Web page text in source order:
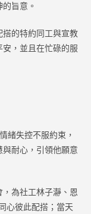
旨意。
的特約同工與宣教
，並且在忙碌的服
緒失控不服約束，
耐心，引領他願意
為社工林子瀞、恩
心彼此配搭；當天